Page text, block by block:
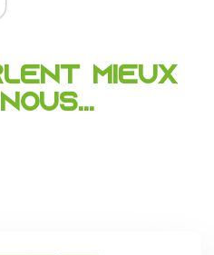
mieux